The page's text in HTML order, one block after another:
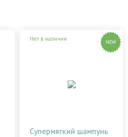
Нет в наличии NEW
Супермягкий шампунь